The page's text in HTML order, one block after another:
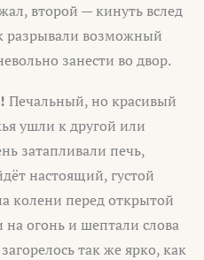
второй — кинуть вслед
разрывали возможный
занести во двор.
Печальный, но красивый
ушли к другой или
затапливали печь,
настоящий, густой
колени перед открытой
огонь и шептали слова
так же ярко, как